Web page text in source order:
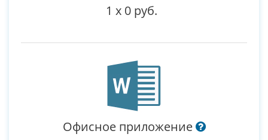
1 x 0 руб.
Офисное приложение